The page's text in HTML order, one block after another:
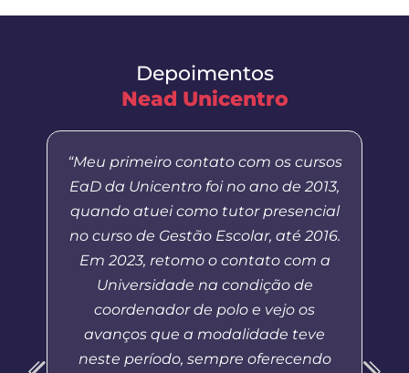
Depoimentos
Nead Unicentro
“Meu primeiro contato com os cursos
EaD da Unicentro foi no ano de 2013,
quando atuei como tutor presencial
no curso de Gestão Escolar, até 2016.
Em 2023, retomo o contato com a
Universidade na condição de
coordenador de polo e vejo os
avanços que a modalidade teve
neste período, sempre oferecendo